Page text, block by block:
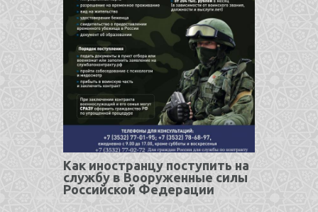
Как иностранцу поступить на
службу в Вооруженные силы
Российской Федерации